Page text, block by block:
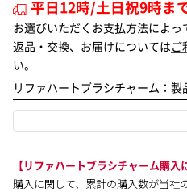
平日12時/土日祝9時ま
お選びいただくお支払方法によっ
返品・交換、お届けについては ご
い。
リファハートブラシチャーム：製
【リファハートブラシチャーム購入
購入に関して、累計の購入数が当社